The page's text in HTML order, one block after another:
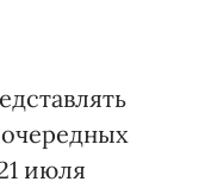
в Киеве
партии
списка
объявила о